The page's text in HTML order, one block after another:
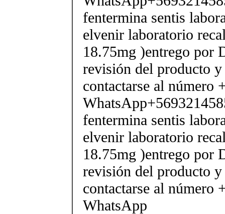
fentermina sentis
elvenir laboratorio
18.75mg )entrego por
revisión del producto
contactarse al número
fentermina sentis
elvenir laboratorio
18.75mg )entrego por
revisión del producto
contactarse al número
WhatsApp